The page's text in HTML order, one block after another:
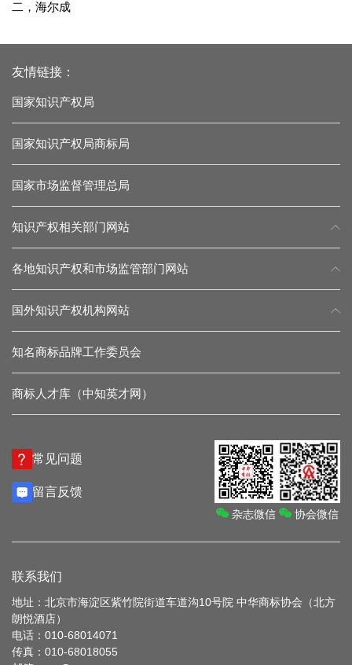
二，海尔成
友情链接：
国家知识产权局
国家知识产权局商标局
国家市场监督管理总局
知识产权相关部门网站
各地知识产权和市场监管部门网站
国外知识产权机构网站
知名商标品牌工作委员会
商标人才库（中知英才网）
联系我们
地址：北京市海淀区紫竹院街道车道沟10号院 中华商标协会（北方
朗悦酒店）
电话：010-68014071
传真：010-68018055
协会微信
杂志微信
常见问题
留言反馈